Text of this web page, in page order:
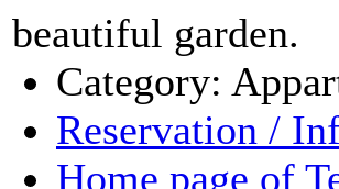
beautiful garden.
Category:
Reservation /
Home page of